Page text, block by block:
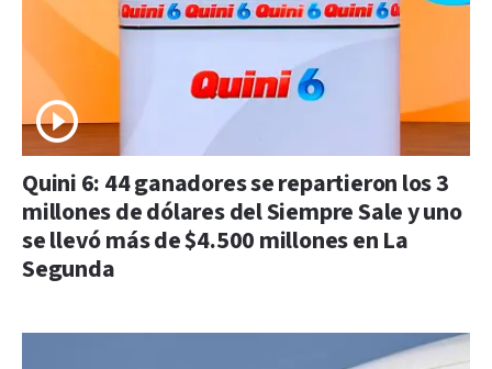
Quini 6: 44 ganadores se repartieron los 3
millones de dólares del Siempre Sale y uno
se llevó más de $4.500 millones en La
Segunda